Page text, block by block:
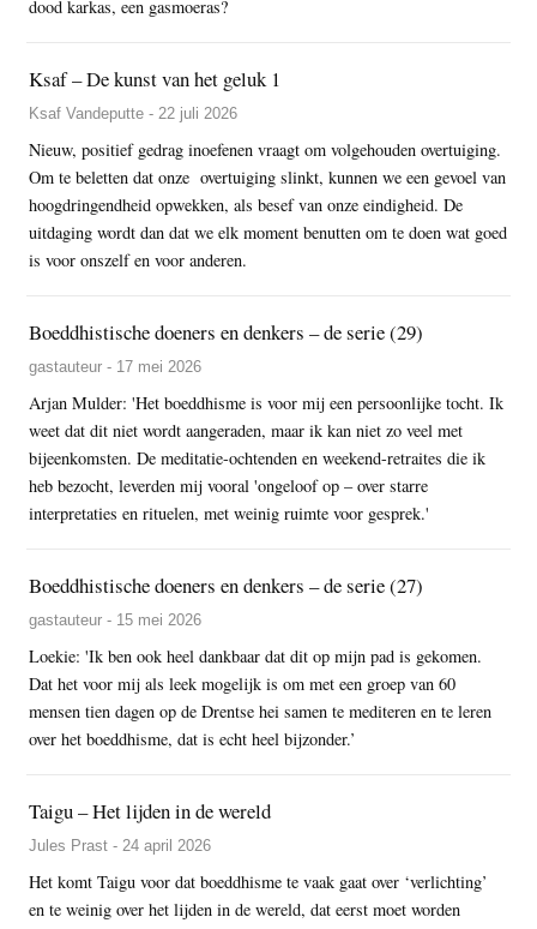
dood karkas, een gasmoeras?
Ksaf – De kunst van het geluk 1
Ksaf Vandeputte - 22 juli 2026
Nieuw, positief gedrag inoefenen vraagt om volgehouden overtuiging.
Om te beletten dat onze overtuiging slinkt, kunnen we een gevoel van
hoogdringendheid opwekken, als besef van onze eindigheid. De
uitdaging wordt dan dat we elk moment benutten om te doen wat goed
is voor onszelf en voor anderen.
Boeddhistische doeners en denkers – de serie (29)
gastauteur - 17 mei 2026
Arjan Mulder: 'Het boeddhisme is voor mij een persoonlijke tocht. Ik
weet dat dit niet wordt aangeraden, maar ik kan niet zo veel met
bijeenkomsten. De meditatie-ochtenden en weekend-retraites die ik
heb bezocht, leverden mij vooral 'ongeloof op – over starre
interpretaties en rituelen, met weinig ruimte voor gesprek.'
Boeddhistische doeners en denkers – de serie (27)
gastauteur - 15 mei 2026
Loekie: 'Ik ben ook heel dankbaar dat dit op mijn pad is gekomen.
Dat het voor mij als leek mogelijk is om met een groep van 60
mensen tien dagen op de Drentse hei samen te mediteren en te leren
over het boeddhisme, dat is echt heel bijzonder.’
Taigu – Het lijden in de wereld
Jules Prast - 24 april 2026
Het komt Taigu voor dat boeddhisme te vaak gaat over ‘verlichting’
en te weinig over het lijden in de wereld, dat eerst moet worden